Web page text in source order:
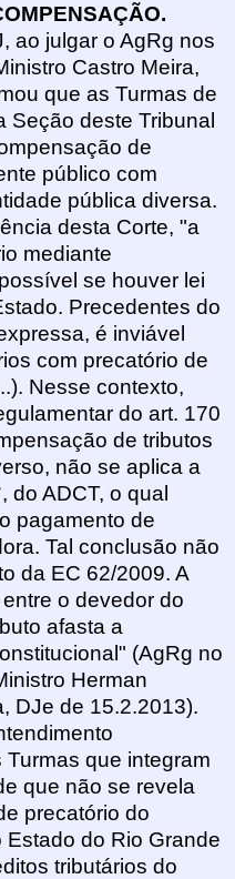
ao julgar o AgRg nos
Castro Meira,
que as Turmas de
Seção deste Tribunal
de
público com
pública diversa.
desta Corte, "a
mediante
se houver lei
Precedentes do
é inviável
com precatório de
Nesse contexto,
do art. 170
de tributos
não se aplica a
do ADCT, o qual
pagamento de
Tal conclusão não
da EC 62/2009. A
o devedor do
afasta a
(AgRg no
Herman
DJe de 15.2.2013).
que integram
que não se revela
precatório do
do Rio Grande
tributários do